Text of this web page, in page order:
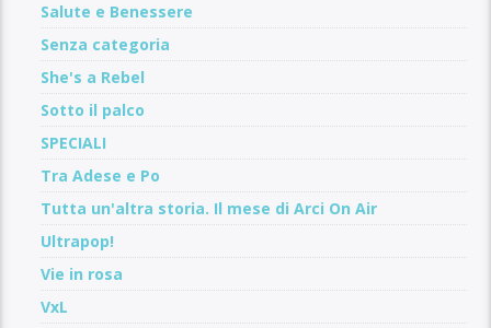
Salute e Benessere
Senza categoria
She's a Rebel
Sotto il palco
SPECIALI
Tra Adese e Po
Tutta un'altra storia. Il mese di Arci On Air
Ultrapop!
Vie in rosa
VxL